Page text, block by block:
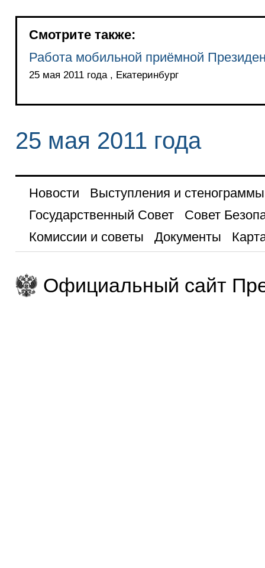
Смотрите также:
Работа мобильной приёмной
25 мая 2011 года , Екатеринбург
25 мая 2011 года
Новости
Выступления и стенограммы
Государственный Совет
Совет
Комиссии и советы
Документы
Официальный сайт